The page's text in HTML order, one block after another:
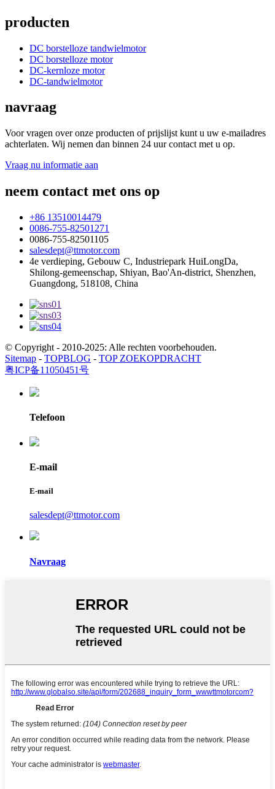
producten
DC borstelloze tandwielmotor
DC borstelloze motor
DC-kernloze motor
DC-tandwielmotor
navraag
Voor vragen over onze producten of prijslijst kunt u uw e-mailadres
achterlaten. Wij nemen dan binnen 24 uur contact met u op.
Vraag nu informatie aan
neem contact met ons op
+86 13510014479
0086-755-82501271
0086-755-82501105
salesdept@ttmotor.com
4e verdieping, Gebouw C, Industriepark HuiLongDa,
Shilong-gemeenschap, Shiyan, Bao'An-district, Shenzhen,
Guangdong, 518108, China
© Copyright - 2010-2025: Alle rechten voorbehouden.
Sitemap - TOPBLOG - TOP ZOEKOPDRACHT
粤ICP备11050451号
Telefoon
E-mail
E-mail
salesdept@ttmotor.com
Navraag